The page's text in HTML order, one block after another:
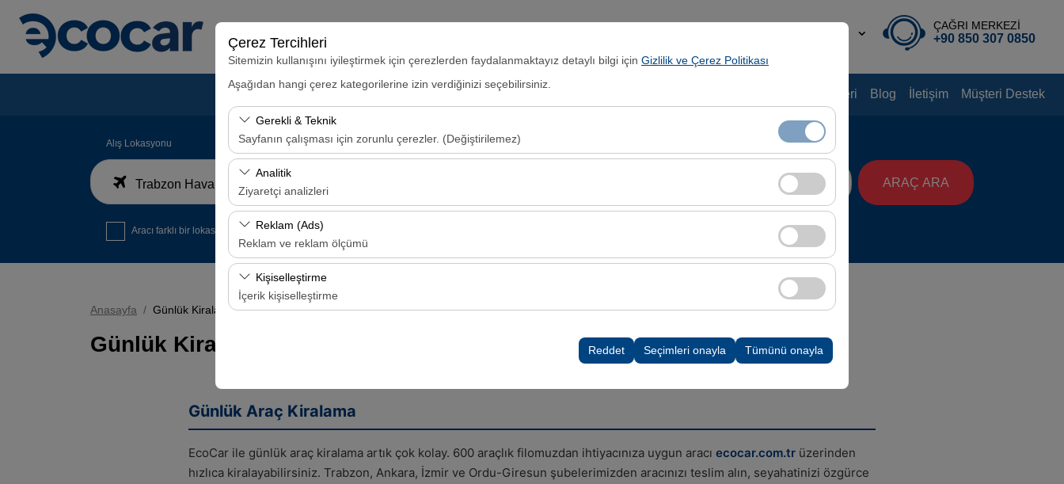
Çerez Tercihleri
Sitemizin kullanışını iyileştirmek için çerezlerden faydalanmaktayız detaylı bilgi için Gizlilik ve Çerez Politikası
Aşağıdan hangi çerez kategorilerine izin verdiğinizi seçebilirsiniz.
Gerekli & Teknik
Sayfanın çalışması için zorunlu çerezler. (Değiştirilemez)
Bu çerezler sitenin doğru şekilde çalışması, güvenlik, oturum yönetimi ve temel işlevler için gereklidir. Devre dışı
bırakılamaz.
Analitik
Ziyaretçi analizleri
Bu çerezler, sitemizin nasıl kullanıldığını (ziyaretçi sayısı, en çok ziyaret edilen sayfalar, kullanıcı davranışları)
analiz etmemizi sağlar. Bu veriler, web sitesi performansını ölçmek ve kullanıcı deneyimini sürekli iyileştirmek için
kullanılır.
Reklam (Ads)
Reklam ve reklam ölçümü
Bu çerezler, size ilgi alanlarınıza uygun kişiselleştirilmiş reklamlar göstermemize ve reklam kampanyalarımızın
etkinliğini (gösterim sayısı, tıklama oranı) ölçmemize olanak tanır.
Kişiselleştirme
İçerik kişiselleştirme
deneyiminizin tutarlılığını ve sürekliliğini sağlamak amacıyla kullanılır.
Reddet Seçimleri onayla Tümünü onayla
ÇAĞRI MERKEZİ
+90 850 307 0850
Anasayfa Kiralık Araçlar Kiralama Rehberi Blog İletişim Müşteri Destek
Alış Lokasyonu
Trabzon Havalimanı İç Hatlar Gelen Yolcu Terminali
Aracı farklı bir lokasyona bırakacağım
Alış Tarih & Saat
08:00 ARAÇ ARA
Anasayfa Günlük Kiralama
Günlük Kiralama
Günlük Araç Kiralama
EcoCar ile günlük araç kiralama artık çok kolay. 600 araçlık filomuzdan ihtiyacınıza uygun aracı ecocar.com.tr üzerinden
hızlıca kiralayabilirsiniz. Trabzon, Ankara, İzmir ve Ordu-Giresun şubelerimizden aracınızı teslim alın, seyahatinizi özgürce